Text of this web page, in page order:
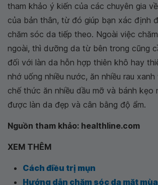
tham khảo ý kiến của các chuyên gia
của bản thân, từ đó giúp bạn xác định
chăm sóc da tiếp theo. Ngoài việc
ngoài, thì dưỡng da từ bên trong cũng
đối với làn da hỗn hợp thiên khô hay
nhớ uống nhiều nước, ăn nhiều rau
chế thức ăn nhiều dầu mỡ và bánh kẹo
được làn da đẹp và cân bằng độ ẩm.
Nguồn tham khảo: healthline.com
XEM THÊM
Cách điều trị mụn
Hướng dẫn chăm sóc da mặt